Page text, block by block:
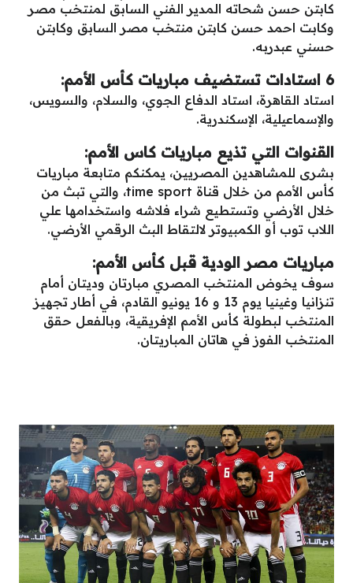
كابتن حسن شحاته المدير الفني السابق لمنتخب مصر
وكابت احمد حسن كابتن منتخب مصر السابق وكابتن
حسني عبدربه.
6 استادات تستضيف مباريات كأس الأمم:
استاد القاهرة، استاد الدفاع الجوي، والسلام، والسويس،
والإسماعيلية، الإسكندرية.
القنوات التي تذيع مباريات كاس الأمم:
بشرى للمشاهدين المصريين، يمكنكم متابعة مباريات
كأس الأمم من خلال قناة time sport، والتي تبث من
خلال الأرضي وتستطيع شراء فلاشه واستخدامها علي
اللاب توب أو الكمبيوتر لالتقاط البث الرقمي الأرضي.
مباريات مصر الودية قبل كأس الأمم:
سوف يخوض المنتخب المصري مبارتان وديتان أمام
تنزانيا وغينيا يوم 13 و 16 يونيو القادم، في أطار تجهيز
المنتخب لبطولة كأس الأمم الإفريقية، وبالفعل حقق
المنتخب الفوز في هاتان المباريتان.